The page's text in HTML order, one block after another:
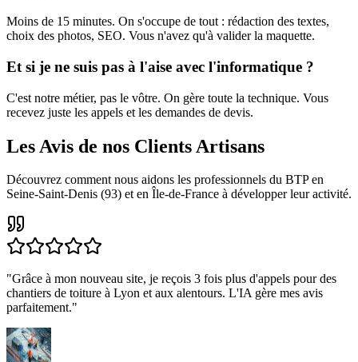
Moins de 15 minutes. On s'occupe de tout : rédaction des textes,
choix des photos, SEO. Vous n'avez qu'à valider la maquette.
Et si je ne suis pas à l'aise avec l'informatique ?
C'est notre métier, pas le vôtre. On gère toute la technique. Vous
recevez juste les appels et les demandes de devis.
Les Avis de nos Clients Artisans
Découvrez comment nous aidons les professionnels du BTP en
Seine-Saint-Denis (93) et en Île-de-France à développer leur activité.
"Grâce à mon nouveau site, je reçois 3 fois plus d'appels pour des
chantiers de toiture à Lyon et aux alentours. L'IA gère mes avis
parfaitement."